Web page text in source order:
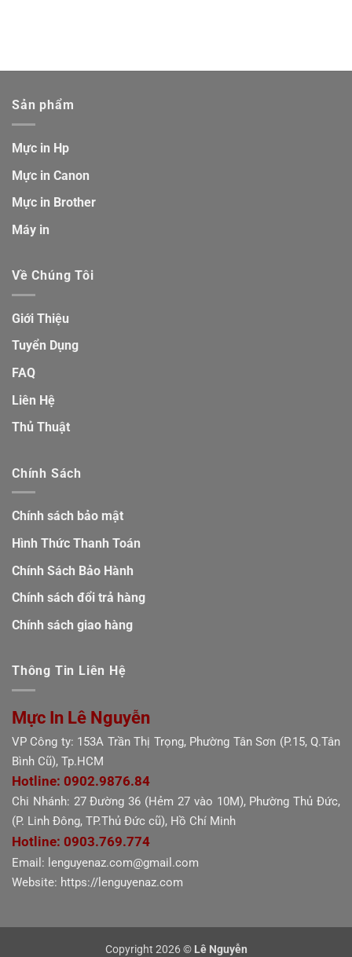
Sản phẩm
Mực in Hp
Mực in Canon
Mực in Brother
Máy in
Về Chúng Tôi
Giới Thiệu
Tuyển Dụng
FAQ
Liên Hệ
Thủ Thuật
Chính Sách
Chính sách bảo mật
Hình Thức Thanh Toán
Chính Sách Bảo Hành
Chính sách đổi trả hàng
Chính sách giao hàng
Thông Tin Liên Hệ
Mực In Lê Nguyễn
VP Công ty: 153A Trần Thị Trọng, Phường Tân Sơn (P.15, Q.Tân
Bình Cũ), Tp.HCM
Hotline: 0902.9876.84
Chi Nhánh: 27 Đường 36 (Hẻm 27 vào 10M), Phường Thủ Đức,
(P. Linh Đông, TP.Thủ Đức cũ), Hồ Chí Minh
Hotline: 0903.769.774
Email: lenguyenaz.com@gmail.com
Website: https://lenguyenaz.com
Copyright 2026 © Lê Nguyễn